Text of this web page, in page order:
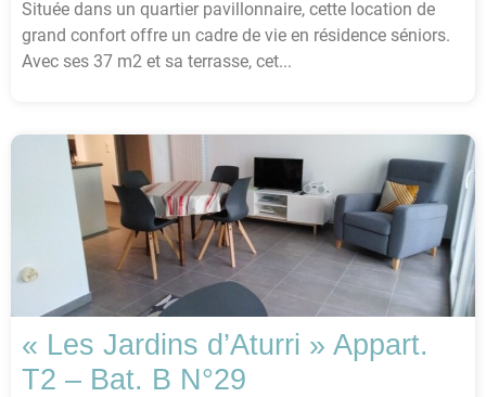
Située dans un quartier pavillonnaire, cette location de
grand confort offre un cadre de vie en résidence séniors.
Avec ses 37 m2 et sa terrasse, cet...
« Les Jardins d’Aturri » Appart.
T2 – Bat. B N°29